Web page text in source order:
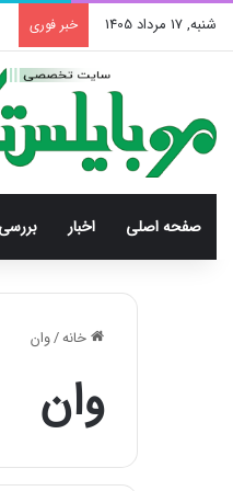
شنبه, 17 مرداد 1405 خبر فوری
صفحه اصلی اخبار
خانه/وان
وان